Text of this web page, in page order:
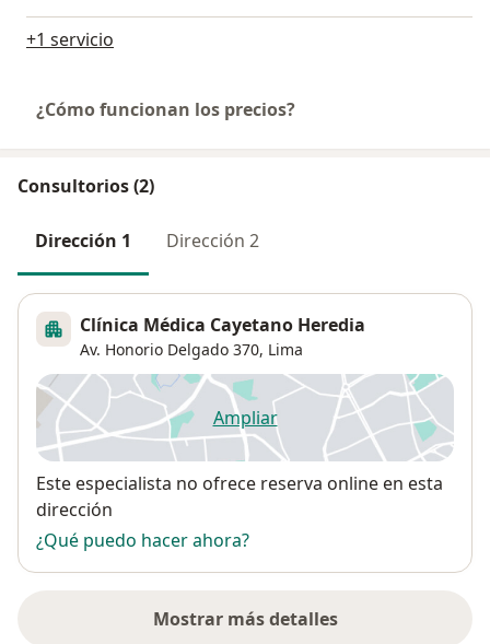
+1 servicio
¿Cómo funcionan los precios?
Consultorios (2)
Dirección 1 Dirección 2
Clínica Médica Cayetano Heredia
Av. Honorio Delgado 370, Lima
Ampliarse abre en una nueva
Disponibilidad
Este especialista no ofrece reserva online en esta
dirección
¿Qué puedo hacer ahora?
Mostrar más detalles
sobre la dirección